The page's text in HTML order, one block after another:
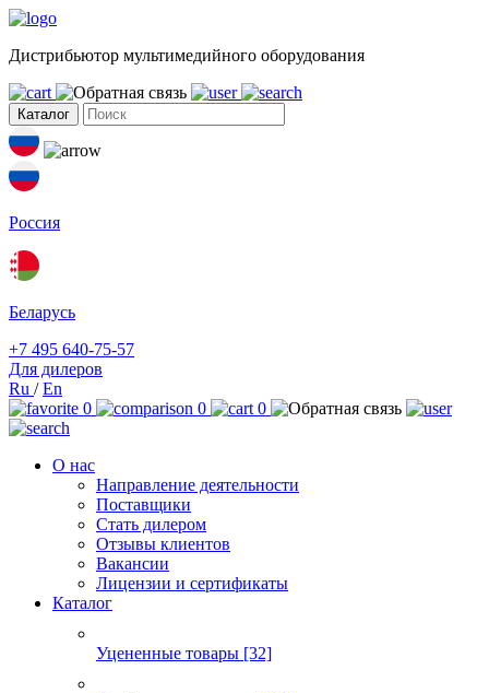
Дистрибьютор мультимедийного оборудования
Каталог
Россия
Беларусь
+7 495 640-75-57
Для дилеров
Ru /En
0
0 0
О нас
Направление деятельности
Поставщики
Стать дилером
Отзывы клиентов
Вакансии
Лицензии и сертификаты
Каталог
Уцененные товары [32]